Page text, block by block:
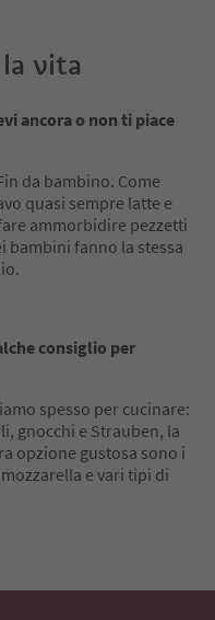
vita
ancora o non ti piace
da bambino. Come
quasi sempre latte e
ammorbidire pezzetti
bambini fanno la stessa
consiglio per
spesso per cucinare:
gnocchi e Strauben, la
opzione gustosa sono i
e vari tipi di